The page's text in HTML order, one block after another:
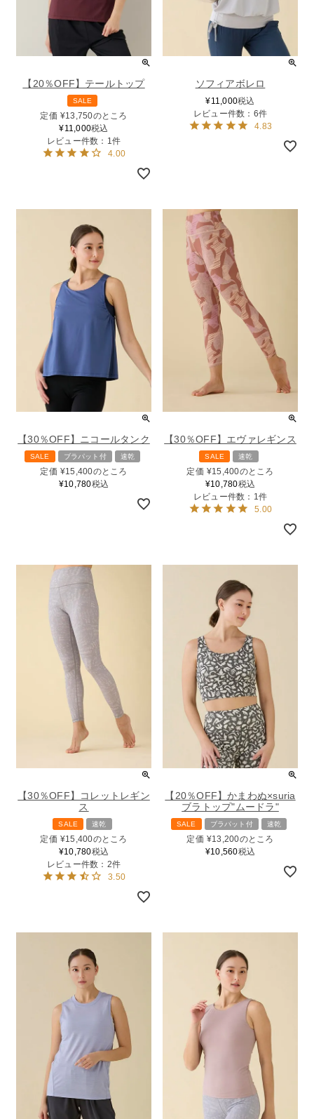
【20％OFF】テールトップ
SALE
定価 ¥13,750のところ
¥11,000税込
レビュー件数：1件
4.00
ソフィアボレロ
¥11,000税込
レビュー件数：6件
4.83
【30％OFF】ニコールタンク
SALE ブラパット付 速乾
定価 ¥15,400のところ
¥10,780税込
【30％OFF】エヴァレギンス
SALE 速乾
定価 ¥15,400のところ
¥10,780税込
レビュー件数：1件
5.00
【30％OFF】コレットレギン
ス
SALE 速乾
定価 ¥15,400のところ
¥10,780税込
レビュー件数：2件
3.50
【20％OFF】かまわぬ×suria
ブラトップ"ムードラ"
SALE ブラパット付 速乾
定価 ¥13,200のところ
¥10,560税込